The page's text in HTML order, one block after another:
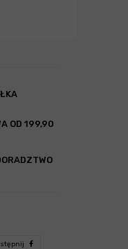
OD 199,90